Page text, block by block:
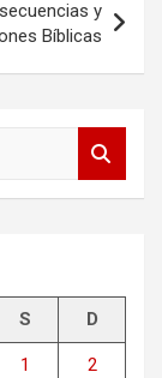
y
Bíblicas
S D
1 2